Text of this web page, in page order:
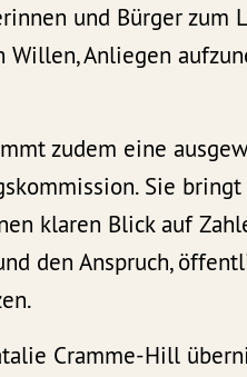
und Bürger zum
Anliegen
zudem eine
Sie
klaren Blick auf
den Anspruch,
Cramme-Hill